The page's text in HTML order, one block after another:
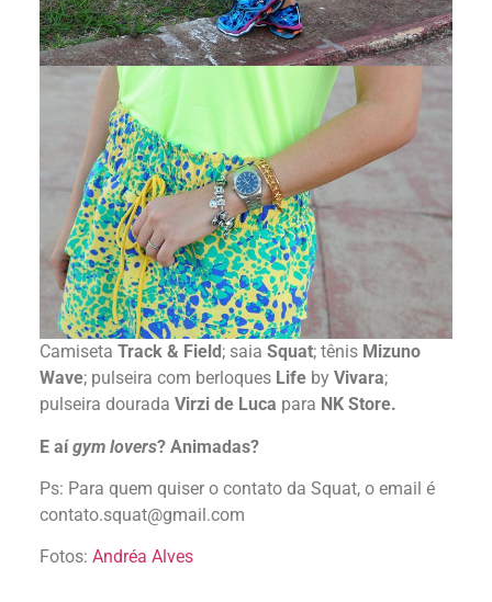
Camiseta Track & Field; saia Squat; tênis Mizuno
Wave; pulseira com berloques Life by Vivara;
pulseira dourada Virzi de Luca para NK Store.
E aígym lovers? Animadas?
Ps: Para quem quiser o contato da Squat, o email é
contato.squat@gmail.com
Fotos: Andréa Alves